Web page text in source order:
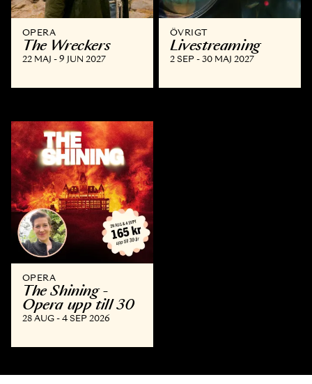
OPERA
The Wreckers
22 MAJ - 9 JUN 2027
ÖVRIGT
Livestreaming
2 SEP - 30 MAJ 2027
OPERA
The Shining -
Opera upp till 30
28 AUG - 4 SEP 2026